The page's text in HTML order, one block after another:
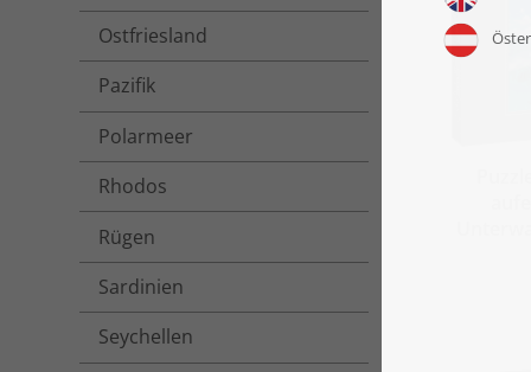
Ostfriesland
Pazifik
Polarmeer
Rhodos
Rügen
Sardinien
Seychellen